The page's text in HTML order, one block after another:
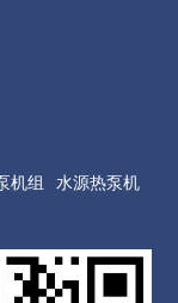
机组
水源热泵机